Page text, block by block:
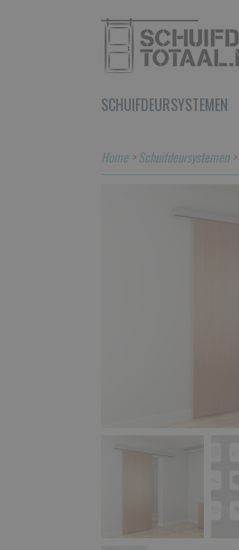
SCHUIFDEURSYSTEMEN
Home>Schuifdeursystemen>